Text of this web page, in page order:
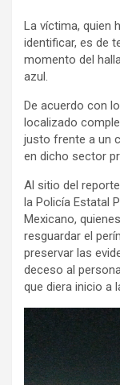
La víctima, quien
identificar, es de
momento del
azul.
De acuerdo con
localizado
justo frente a un
en dicho sector
Al sitio del
la Policía Estatal
Mexicano,
resguardar el
preservar las
deceso al
que diera inicio a